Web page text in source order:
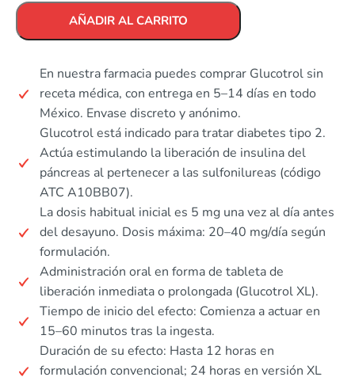
AÑADIR AL CARRITO
En nuestra farmacia puedes comprar Glucotrol sin
receta médica, con entrega en 5–14 días en todo
México. Envase discreto y anónimo.
Glucotrol está indicado para tratar diabetes tipo 2.
Actúa estimulando la liberación de insulina del
páncreas al pertenecer a las sulfonilureas (código
ATC A10BB07).
La dosis habitual inicial es 5 mg una vez al día antes
del desayuno. Dosis máxima: 20–40 mg/día según
formulación.
Administración oral en forma de tableta de
liberación inmediata o prolongada (Glucotrol XL).
Tiempo de inicio del efecto: Comienza a actuar en
15–60 minutos tras la ingesta.
Duración de su efecto: Hasta 12 horas en
formulación convencional; 24 horas en versión XL